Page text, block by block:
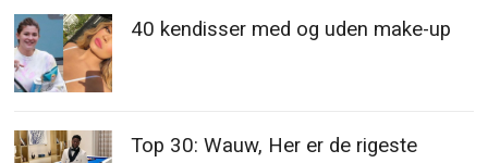
40 kendisser med og uden make-up
Top 30: Wauw, Her er de rigeste